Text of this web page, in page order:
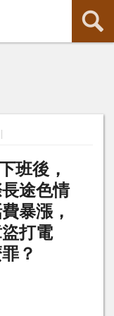
班後，
途色情
暴漲，
打電
？